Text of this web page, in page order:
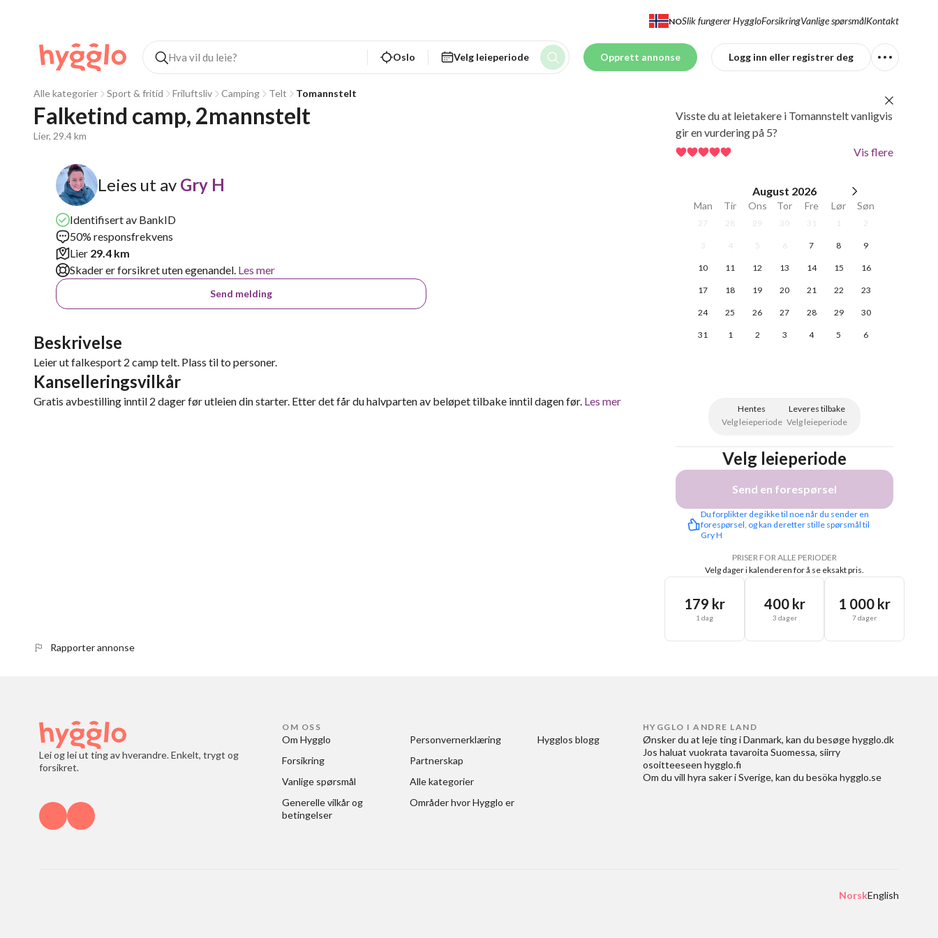
NOSlik fungerer HyggloForsikringVanlige spørsmålKontakt
Oslo Velg leieperiode Opprett annonse Logg inn eller registrer deg
Alle kategorier Sport & fritid Friluftsliv Camping Telt Tomannstelt
Falketind camp, 2mannstelt
Lier, 29.4 km
Leies ut av Gry H
Identifisert av BankID
50% responsfrekvens
Lier 29.4 km
Skader er forsikret uten egenandel. Les mer
Send melding
Beskrivelse
Leier ut falkesport 2 camp telt. Plass til to personer.
Kanselleringsvilkår
Gratis avbestilling inntil 2 dager før utleien din starter. Etter det får du halvparten av beløpet tilbake inntil dagen før. Les mer
Visste du at leietakere i Tomannstelt vanligvis
gir en vurdering på 5?
Vis flere
August 2026
Man Tir Ons Tor Fre Lør Søn
27 28 29 30 31 1 2
3 4 5 6 7 8 9
10 11 12 13 14 15 16
17 18 19 20 21 22 23
24 25 26 27 28 29 30
31 1 2 3 4 5 6
Hentes
Velg leieperiode
Leveres tilbake
Velg leieperiode
Velg leieperiode
Send en forespørsel
Du forplikter deg ikke til noe når du sender en
forespørsel, og kan deretter stille spørsmål til
Gry H
PRISER FOR ALLE PERIODER
Velg dager i kalenderen for å se eksakt pris.
179 kr
1 dag
400 kr
3 dager
1 000 kr
7 dager
Rapporter annonse
Lei og lei ut ting av hverandre. Enkelt, trygt og
forsikret.
OM OSS
Om Hygglo
Forsikring
Vanlige spørsmål
Generelle vilkår og
betingelser
Personvernerklæring
Partnerskap
Alle kategorier
Områder hvor Hygglo er
Hygglos blogg
HYGGLO I ANDRE LAND
Ønsker du at leje ting i Danmark, kan du besøge hygglo.dk
Jos haluat vuokrata tavaroita Suomessa, siirry
osoitteeseen hygglo.fi
Om du vill hyra saker i Sverige, kan du besöka hygglo.se
NorskEnglish